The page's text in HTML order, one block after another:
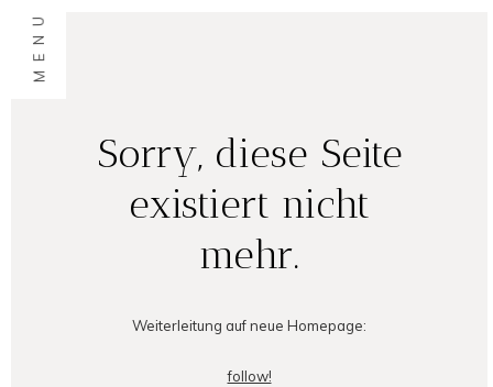
MENU
Sorry, diese Seite
existiert nicht
mehr.
Weiterleitung auf neue Homepage:
follow!